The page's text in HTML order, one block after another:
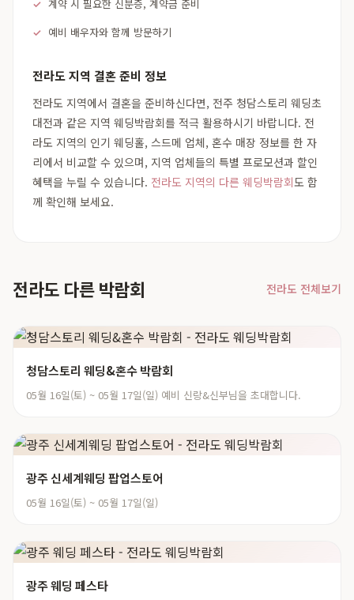
계약 시 필요한 신분증, 계약금 준비
예비 배우자와 함께 방문하기
전라도 지역 결혼 준비 정보
전라도 지역에서 결혼을 준비하신다면, 전주 청담스토리 웨딩초
대전과 같은 지역 웨딩박람회를 적극 활용하시기 바랍니다. 전
라도 지역의 인기 웨딩홀, 스드메 업체, 혼수 매장 정보를 한 자
리에서 비교할 수 있으며, 지역 업체들의 특별 프로모션과 할인
혜택을 누릴 수 있습니다. 전라도 지역의 다른 웨딩박람회도 함
께 확인해 보세요.
전라도 다른 박람회 전라도 전체보기
청담스토리 웨딩&혼수 박람회
05월 16일(토) ~ 05월 17일(일) 예비 신랑&신부님을 초대합니다.
광주 신세계웨딩 팝업스토어
05월 16일(토) ~ 05월 17일(일)
광주 웨딩 페스타